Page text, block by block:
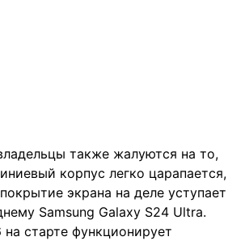
также жалуются на то,
корпус легко царапается,
экрана на деле уступает
Samsung Galaxy S24 Ultra.
на старте функционирует